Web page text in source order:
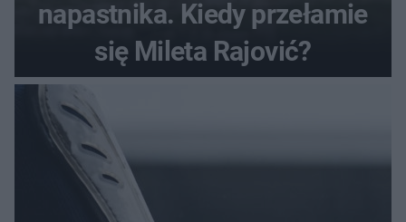
napastnika. Kiedy przełamie
się Mileta Rajović?